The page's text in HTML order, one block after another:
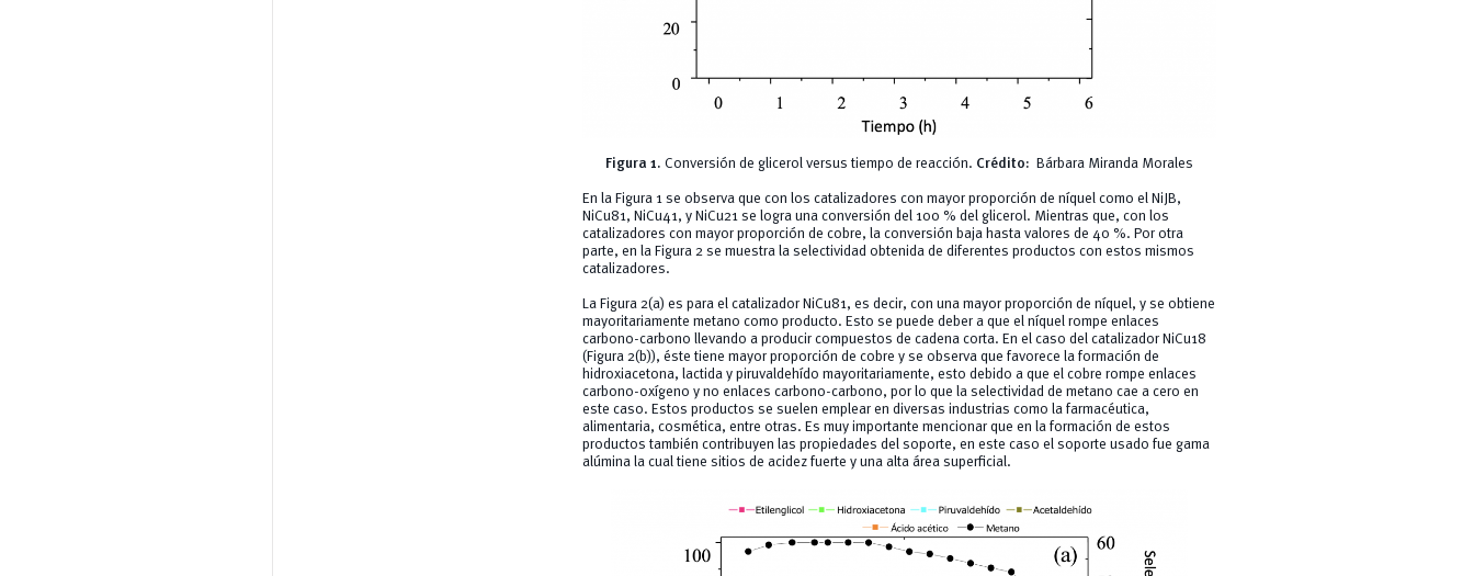
Figura 1. Conversión de glicerol versus tiempo de reacción. Crédito: Bárbara Miranda Morales
En la Figura 1 se observa que con los catalizadores con mayor proporción de níquel como el NiJB,
NiCu81, NiCu41, y NiCu21 se logra una conversión del 100 % del glicerol. Mientras que, con los
catalizadores con mayor proporción de cobre, la conversión baja hasta valores de 40 %. Por otra
parte, en la Figura 2 se muestra la selectividad obtenida de diferentes productos con estos mismos
catalizadores.
La Figura 2(a) es para el catalizador NiCu81, es decir, con una mayor proporción de níquel, y se obtiene
mayoritariamente metano como producto. Esto se puede deber a que el níquel rompe enlaces
carbono-carbono llevando a producir compuestos de cadena corta. En el caso del catalizador NiCu18
(Figura 2(b)), éste tiene mayor proporción de cobre y se observa que favorece la formación de
hidroxiacetona, lactida y piruvaldehído mayoritariamente, esto debido a que el cobre rompe enlaces
carbono-oxígeno y no enlaces carbono-carbono, por lo que la selectividad de metano cae a cero en
este caso. Estos productos se suelen emplear en diversas industrias como la farmacéutica,
alimentaria, cosmética, entre otras. Es muy importante mencionar que en la formación de estos
productos también contribuyen las propiedades del soporte, en este caso el soporte usado fue gama
alúmina la cual tiene sitios de acidez fuerte y una alta área superficial.